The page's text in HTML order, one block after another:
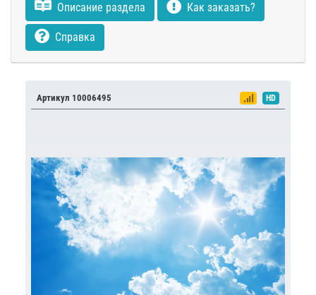
Описание раздела Как заказать?
Справка
Артикул 10006495 HD